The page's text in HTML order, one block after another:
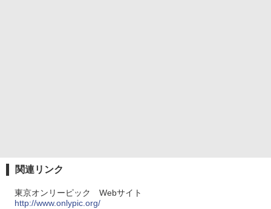
関連リンク
東京オンリーピック Webサイト
http://www.onlypic.org/